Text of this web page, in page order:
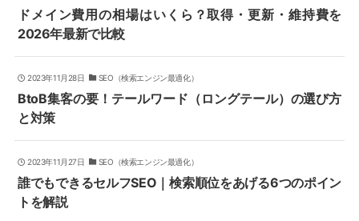
ドメイン費用の相場はいくら？取得・更新・維持費を
2026年最新で比較
2023年11月28日 SEO（検索エンジン最適化）
BtoB集客の要！テールワード（ロングテール）の選び方
と対策
2023年11月27日 SEO（検索エンジン最適化）
誰でもできるセルフSEO｜検索順位をあげる6つのポイン
トを解説